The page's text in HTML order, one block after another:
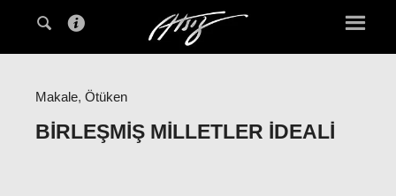
Makale, Ötüken
BIRLEŞMIŞ MILLETLER İDEALI